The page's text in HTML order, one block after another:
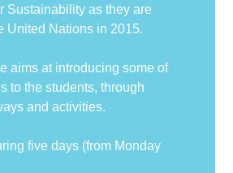
Sustainability as they are
United Nations in 2015.
aims at introducing some of
to the students, through
and activities.
five days (from Monday